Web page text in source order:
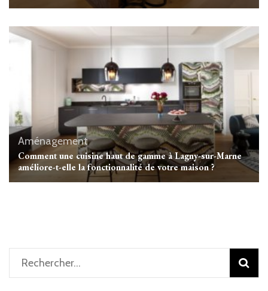
Aménagement
Comment une cuisine haut de gamme à Lagny-sur-Marne
améliore-t-elle la fonctionnalité de votre maison ?
Rechercher :